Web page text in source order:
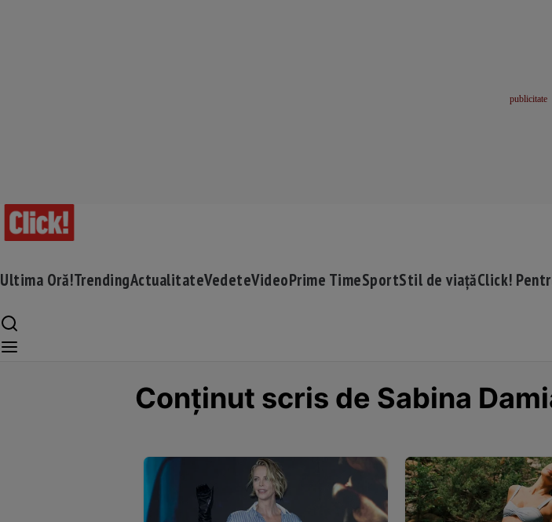
Ultima Oră!TrendingActualitateVedeteVideoPrime TimeSportStil de viațăClick!
Conținut scris de Sabina